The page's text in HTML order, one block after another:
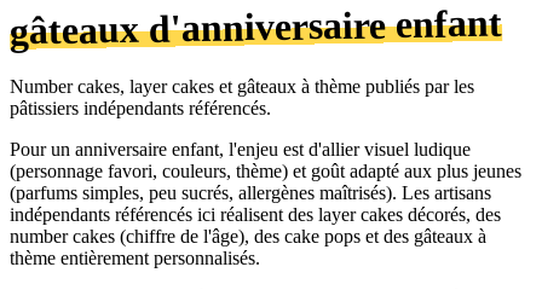
gâteaux d'anniversaire enfant
Number cakes, layer cakes et gâteaux à thème publiés par les
pâtissiers indépendants référencés.
Pour un anniversaire enfant, l'enjeu est d'allier visuel ludique
(personnage favori, couleurs, thème) et goût adapté aux plus jeunes
(parfums simples, peu sucrés, allergènes maîtrisés). Les artisans
indépendants référencés ici réalisent des layer cakes décorés, des
number cakes (chiffre de l'âge), des cake pops et des gâteaux à
thème entièrement personnalisés.